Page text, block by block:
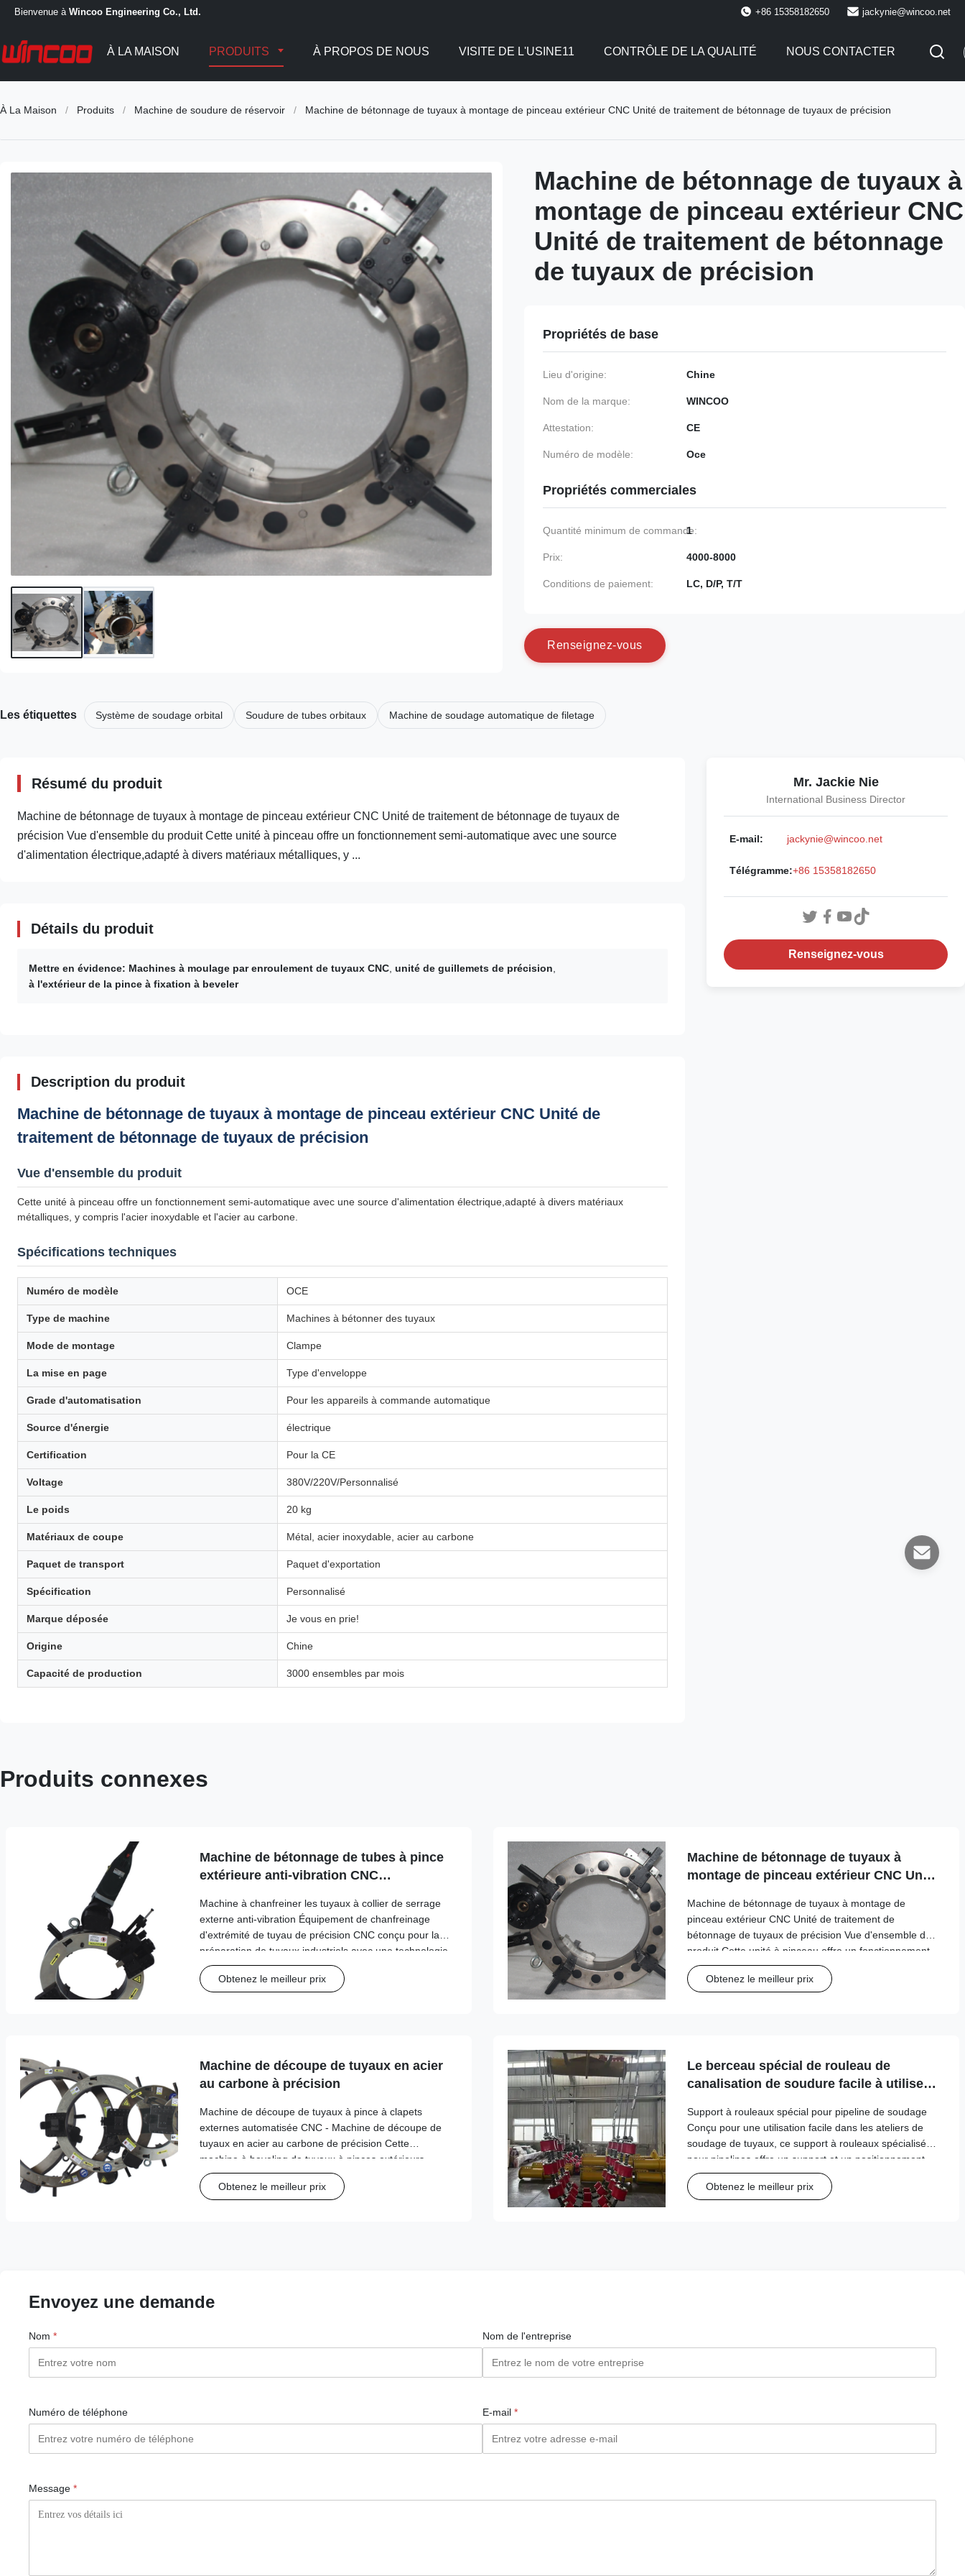
Bienvenue à Wincoo Engineering Co., Ltd. +86 15358182650 jackynie@wincoo.net
À LA MAISON PRODUITS À PROPOS DE NOUS VISITE DE L'USINE11 CONTRÔLE DE LA QUALITÉ NOUS CONTACTER
À La Maison / Produits / Machine de soudure de réservoir / Machine de bétonnage de tuyaux à montage de pinceau extérieur CNC Unité de traitement de bétonnage de tuyaux de précision
Machine de bétonnage de tuyaux à
montage de pinceau extérieur CNC
Unité de traitement de bétonnage
de tuyaux de précision
Propriétés de base
Lieu d'origine: Chine
Nom de la marque: WINCOO
Attestation: CE
Numéro de modèle: Oce
Propriétés commerciales
Quantité minimum de commande:
1
Prix: 4000-8000
Conditions de paiement: LC, D/P, T/T
Renseignez-vous
Les étiquettes Système de soudage orbital Soudure de tubes orbitaux Machine de soudage automatique de filetage
Résumé du produit
Machine de bétonnage de tuyaux à montage de pinceau extérieur CNC Unité de traitement de bétonnage de tuyaux de
précision Vue d'ensemble du produit Cette unité à pinceau offre un fonctionnement semi-automatique avec une source
d'alimentation électrique,adapté à divers matériaux métalliques, y ...
Détails du produit
Mettre en évidence: Machines à moulage par enroulement de tuyaux CNC unité de guillemets de précision
à l'extérieur de la pince à fixation à beveler
Description du produit
Machine de bétonnage de tuyaux à montage de pinceau extérieur CNC Unité de
traitement de bétonnage de tuyaux de précision
Vue d'ensemble du produit
Cette unité à pinceau offre un fonctionnement semi-automatique avec une source d'alimentation électrique,adapté à divers matériaux
métalliques, y compris l'acier inoxydable et l'acier au carbone.
Spécifications techniques
Numéro de modèle OCE
Type de machine Machines à bétonner des tuyaux
Mode de montage Clampe
La mise en page Type d'enveloppe
Grade d'automatisation Pour les appareils à commande automatique
Source d'énergie électrique
Certification Pour la CE
Voltage 380V/220V/Personnalisé
Le poids 20 kg
Matériaux de coupe Métal, acier inoxydable, acier au carbone
Paquet de transport Paquet d'exportation
Spécification Personnalisé
Marque déposée Je vous en prie!
Origine Chine
Capacité de production 3000 ensembles par mois
Mr. Jackie Nie
International Business Director
E-mail: jackynie@wincoo.net
Télégramme:+86 15358182650
Renseignez-vous
Produits connexes
Machine de bétonnage de tubes à pince
extérieure anti-vibration CNC
précision
Machine à chanfreiner les tuyaux à collier de serrage
externe anti-vibration Équipement de chanfreinage
d'extrémité de tuyau de précision CNC conçu pour la
préparation de tuyaux industriels avec une technologie
anti-vibration avancée pour des performances de
coupe supérieures. Spécifications ...
Obtenez le meilleur prix
Machine de bétonnage de tuyaux à
montage de pinceau extérieur CNC Unité
de précision
Machine de bétonnage de tuyaux à montage de
pinceau extérieur CNC Unité de traitement de
bétonnage de tuyaux de précision Vue d'ensemble du
produit Cette unité à pinceau offre un fonctionnement
semi-automatique avec une source d'alimentation
électrique,adapté à divers matériaux métalliques, y ...
Obtenez le meilleur prix
Machine de découpe de tuyaux en acier
au carbone à précision
Machine de découpe de tuyaux à pince à clapets
externes automatisée CNC - Machine de découpe de
tuyaux en acier au carbone de précision Cette
machine à beveling de tuyaux à pinces extérieurs
portable offre des capacités de coupe et de beveling
précises pour les tuyaux en acier au carbone avec ...
Obtenez le meilleur prix
Le berceau spécial de rouleau de
canalisation de soudure facile à utiliser
Support à rouleaux spécial pour pipeline de soudage
Conçu pour une utilisation facile dans les ateliers de
soudage de tuyaux, ce support à rouleaux spécialisé
pour pipelines offre un support et un positionnement
fiables pour les opérations de soudage sur différents
diamètres de tuyaux. Spécification...
Obtenez le meilleur prix
Envoyez une demande
Nom * Nom de l'entreprise
Numéro de téléphone E-mail *
Message *